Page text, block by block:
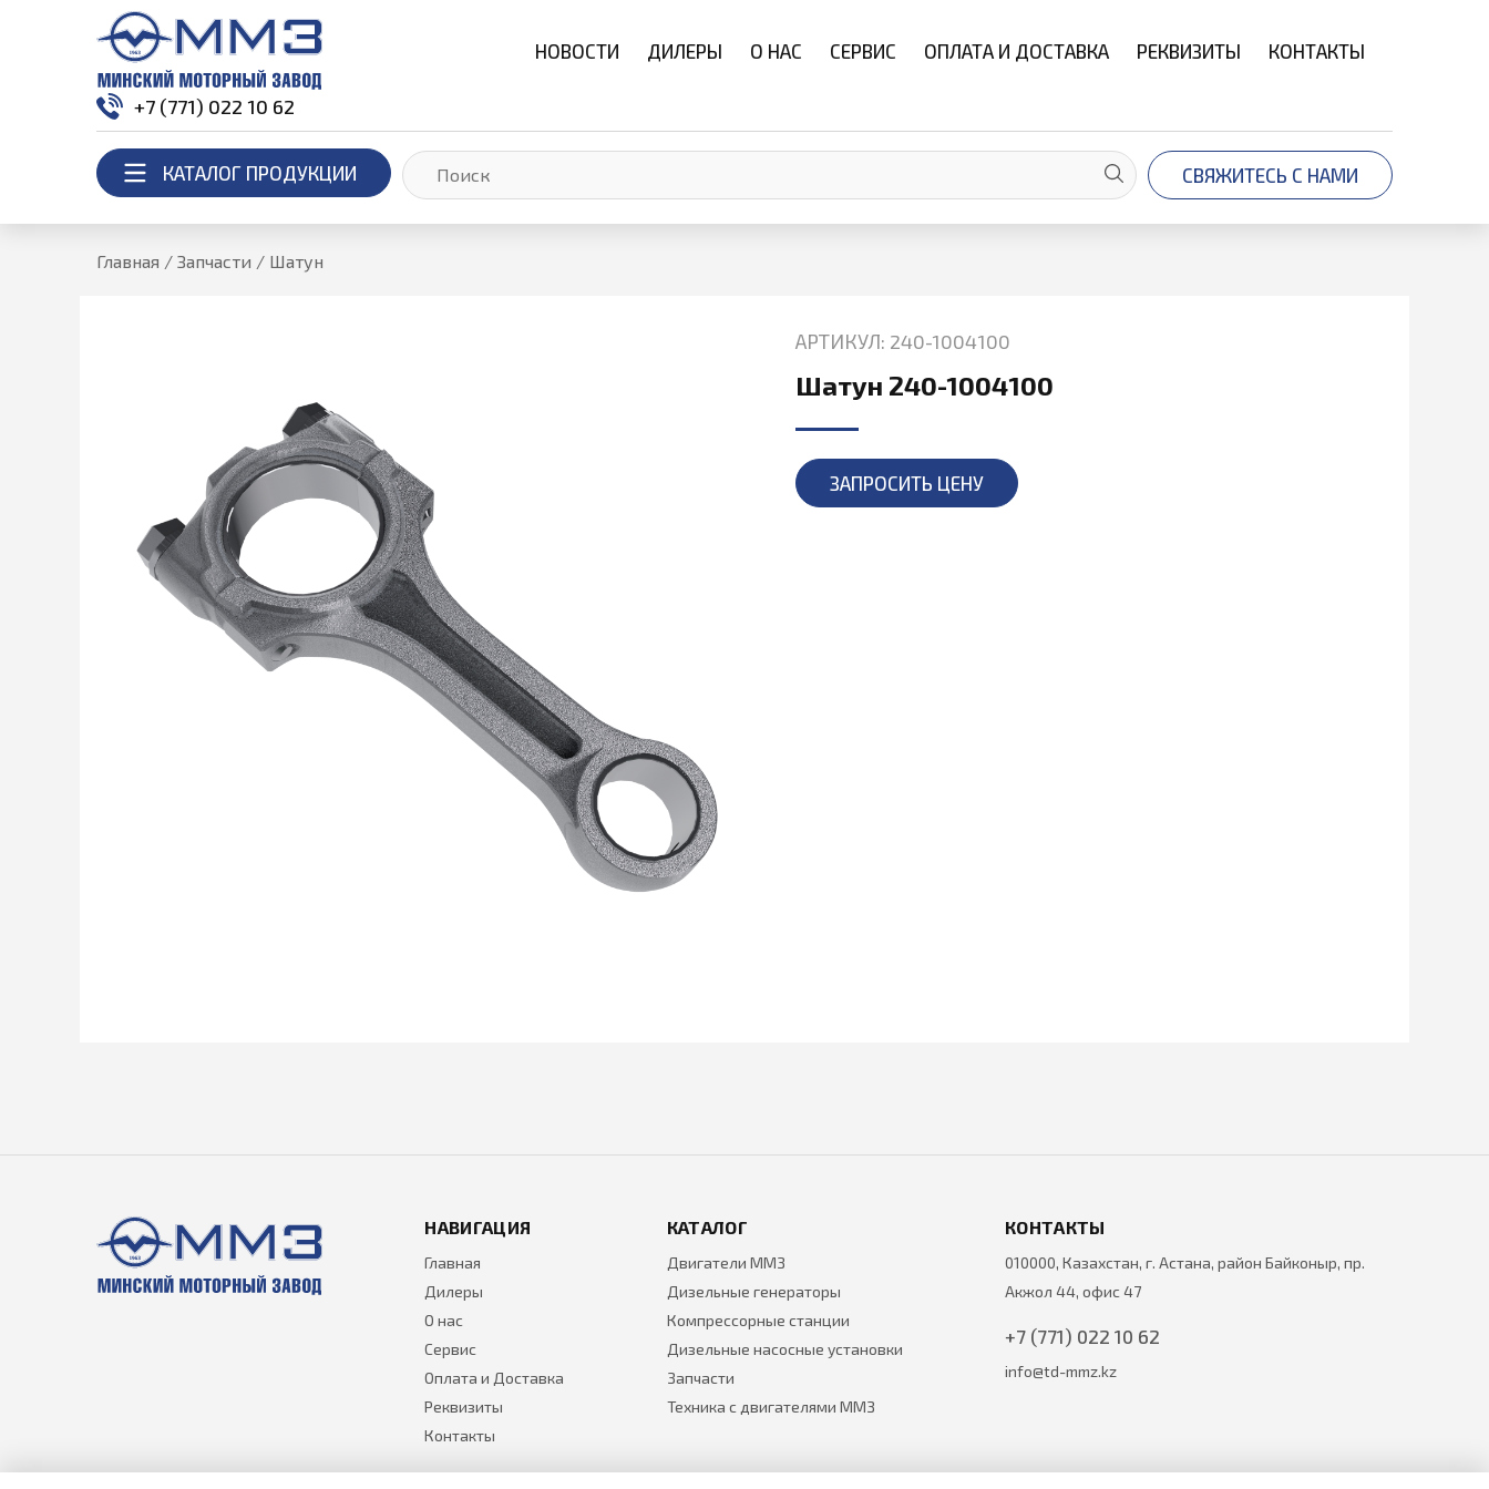
НОВОСТИ ДИЛЕРЫ О НАС СЕРВИС ОПЛАТА И ДОСТАВКА РЕКВИЗИТЫ КОНТАКТЫ
+7 (771) 022 10 62
КАТАЛОГ ПРОДУКЦИИ СВЯЖИТЕСЬ С НАМИ
Главная / Запчасти / Шатун
АРТИКУЛ: 240-1004100
Шатун 240-1004100
ЗАПРОСИТЬ ЦЕНУ
НАВИГАЦИЯ
Главная
Дилеры
О нас
Сервис
Оплата и Доставка
Реквизиты
Контакты
КАТАЛОГ
Двигатели ММЗ
Дизельные генераторы
Компрессорные станции
Дизельные насосные установки
Запчасти
Техника с двигателями ММЗ
КОНТАКТЫ
010000, Казахстан, г. Астана, район Байконыр, пр.
Акжол 44, офис 47
+7 (771) 022 10 62
info@td-mmz.kz